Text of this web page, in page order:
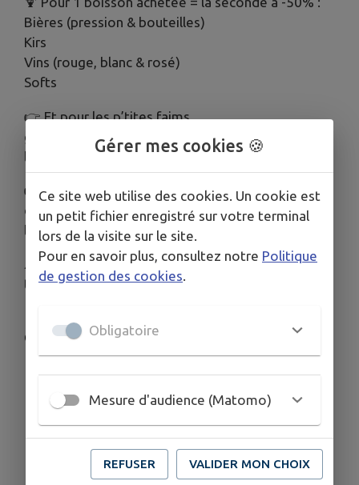
Bières (pression & bouteilles)
Kirs
Vins (rouge, blanc & rosé)
Softs
👉 Et pour les p’tites faims…
grignotages chauds & froids pour accompagner
l’apéro 😋
👉 L’occasion parfaite pour se retrouver,
décompresser et profiter entre amis dans
l’ambiance L’Entre Potes 💛
⚠️ Happy hours = temps limité, pensez à arriver
tôt 😉
Chamberet
05 55 98 09 66
Gérer mes cookies 🍪
Ce site web utilise des cookies. Un cookie est
un petit fichier enregistré sur votre terminal
lors de la visite sur le site.
Pour en savoir plus, consultez notre Politique
de gestion des cookies
Obligatoire
Mesure d'audience (Matomo)
REFUSER VALIDER MON CHOIX